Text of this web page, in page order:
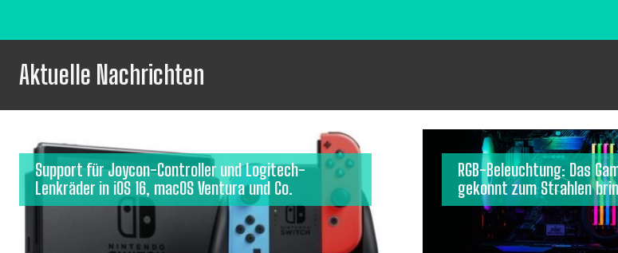
Aktuelle Nachrichten
Support für Joycon-Controller und Logitech-
Lenkräder in iOS 16, macOS Ventura und Co.
RGB-Beleuchtung: Das
gekonnt zum Strahlen